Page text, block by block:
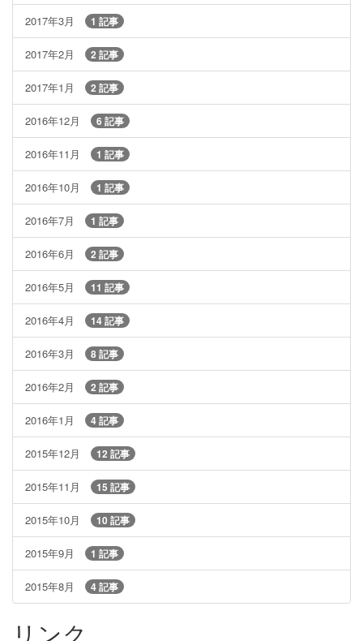
2017年3月 1 記事
2017年2月 2 記事
2017年1月 2 記事
2016年12月 6 記事
2016年11月 1 記事
2016年10月 1 記事
2016年7月 1 記事
2016年6月 2 記事
2016年5月 11 記事
2016年4月 14 記事
2016年3月 8 記事
2016年2月 2 記事
2016年1月 4 記事
2015年12月 12 記事
2015年11月 15 記事
2015年10月 10 記事
2015年9月 1 記事
2015年8月 4 記事
リンク